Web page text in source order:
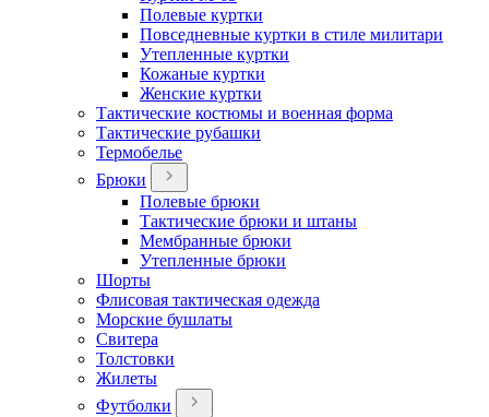
Полевые куртки
Повседневные куртки в стиле милитари
Утепленные куртки
Кожаные куртки
Женские куртки
Тактические костюмы и военная форма
Тактические рубашки
Термобелье
Брюки
Полевые брюки
Тактические брюки и штаны
Мембранные брюки
Утепленные брюки
Шорты
Флисовая тактическая одежда
Морские бушлаты
Свитера
Толстовки
Жилеты
Футболки